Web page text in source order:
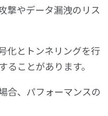
撃やデータ漏洩のリス
化とトンネリングを行
ることがあります。
合、パフォーマンスの